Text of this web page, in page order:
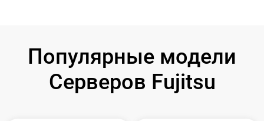
Популярные модели
Серверов Fujitsu